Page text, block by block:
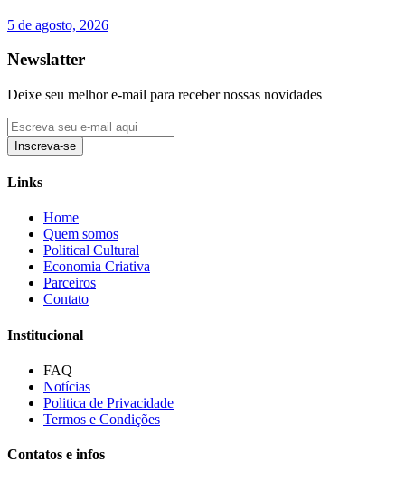
5 de agosto, 2026
Newslatter
Deixe seu melhor e-mail para receber nossas novidades
Inscreva-se
Links
Home
Quem somos
Political Cultural
Economia Criativa
Parceiros
Contato
Institucional
FAQ
Notícias
Politica de Privacidade
Termos e Condições
Contatos e infos